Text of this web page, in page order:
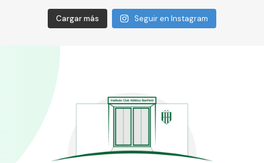
Cargar más Seguir en Instagram